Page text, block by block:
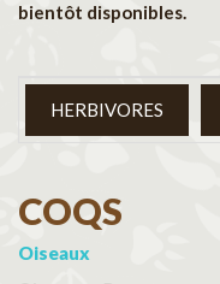
bientôt disponibles.
HERBIVORES
COQS
Oiseaux